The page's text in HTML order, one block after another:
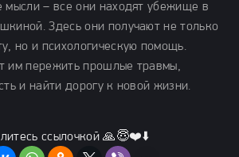
мысли – все они находят убежище в
Здесь они получают не только
но и психологическую помощь.
им пережить прошлые травмы,
и найти дорогу к новой жизни.
ссылочкой 🙏😇❤️⬇️